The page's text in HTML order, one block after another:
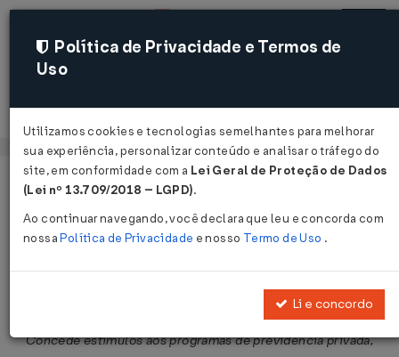
Acessar
Página Inicial Legislações
Decreto-Lei nº 2.296 de 21/11/1986
Publicado no DOU em 24 nov 1986
Concede estímulos aos programas de previdência privada,
Política de Privacidade e Termos de
Uso
Utilizamos cookies e tecnologias semelhantes para melhorar
sua experiência, personalizar conteúdo e analisar o tráfego do
site, em conformidade com a Lei Geral de Proteção de Dados
(Lei nº 13.709/2018 – LGPD).
Ao continuar navegando, você declara que leu e concorda com
nossaPolítica de Privacidade e nosso Termo de Uso .
Li e concordo